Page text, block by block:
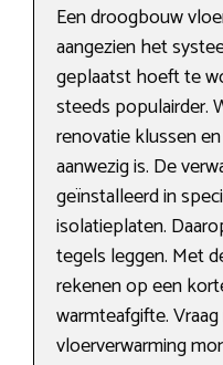
Een droogbouw
aangezien het
geplaatst hoeft te
steeds populairder.
renovatie klussen
aanwezig is. De
geïnstalleerd in
isolatieplaten.
tegels leggen. Met
rekenen op een
warmteafgifte.
vloerverwarming